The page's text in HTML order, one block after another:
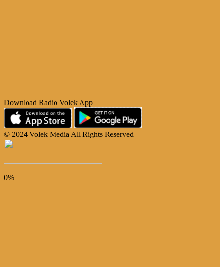
Download Radio Volek App
© 2024 Volek Media All Rights Reserved
0%